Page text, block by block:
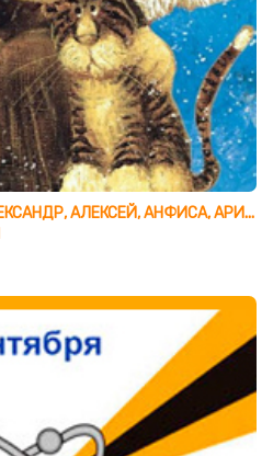
ДЕНЬ АНГЕЛА: МИХАИЛ, АЛЕКСАНДР, АЛЕКСЕЙ, АНФИСА, АРИАДНА, АФАНАСИЙ, ВАСИЛИЙ, ГАВРИИЛ, ИВАН, МАКАР, ФЕДОР, РОЗА, ФЕЛИКС